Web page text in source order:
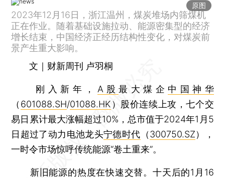
原图
2023年12月16日，浙江温州，煤炭堆场内筛煤机
正在作业。随着基础设施拉动、能源密集型的经济
增长结束，中国经济正经历结构性变化，对煤炭前
景产生重大影响。
文｜财新周刊 卢羽桐
刚入新年， A股最大煤企 中国神华
（ 601088.SH/01088.HK ）股价连续上攻，七个交
易日累计最大涨幅超过10%，总市值于2024年1月5
日超过了动力电池龙头宁德时代 （300750.SZ），
一时令市场惊呼传统能源“卷土重来”。
新旧能源的热度在快速交替。十天后的1月16